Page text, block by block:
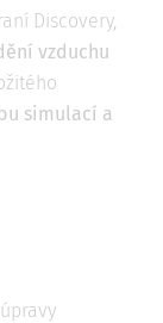
Discovery,
vzduchu
simulací a